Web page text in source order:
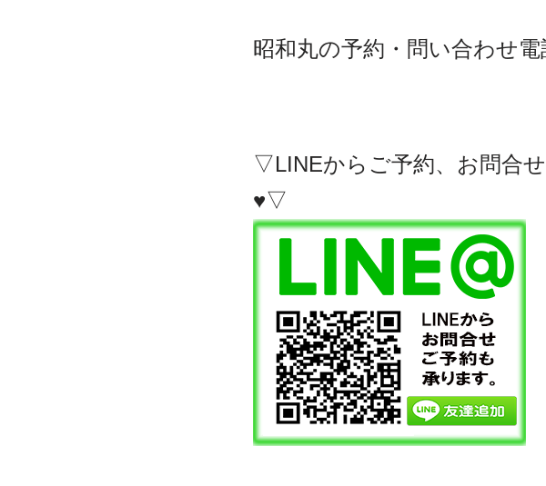
昭和丸の予約・問い合わせ
▽LINEからご予約、お問合
♥▽